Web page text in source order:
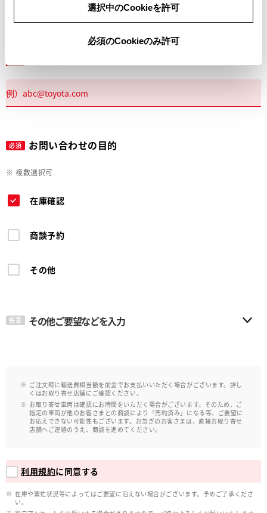
選択中のCookieを許可
必須のCookieのみ許可
必須 お問い合わせの目的
※ 複数選択可
在庫確認
商談予約
その他
任意 その他ご要望などを入力
ご注文時に輸送費相当額を前金でお支払いいただく場合がございます。詳し
くはお取り寄せ店舗にご確認ください。
お取り寄せ車両は確認にお時間をいただく場合がございます。そのため、ご
指定の車両が他のお客さまとの商談により「売約済み」になる等、ご要望に
お応えできない可能性もございます。お急ぎのお客さまは、直接お取り寄せ
店舗へご連絡のうえ、商談を進めてください。
利用規約に同意する
在庫や繁忙状況等によってはご要望に沿えない場合がございます。予めご了承くださ
い。